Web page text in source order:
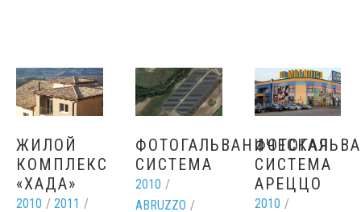
ЖИЛОЙ
КОМПЛЕКС
«ХАДА»
2010 / 2011 /
ФОТОГАЛЬВАНИЧЕСКАЯ
СИСТЕМА
2010 /
ABRUZZO /
СИСТЕМА
АРЕЦЦО
2010 /